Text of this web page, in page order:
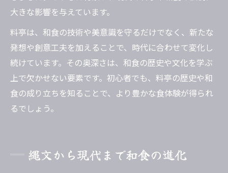
大きな影響を与えています。
料亭は、和食の技術や美意識を守るだけでなく、新たな
発想や創意工夫を加えることで、時代に合わせて変化し
続けています。その奥深さは、和食の歴史や文化を学ぶ
上で欠かせない要素です。初心者でも、料亭の歴史や和
食の成り立ちを知ることで、より豊かな食体験が得られ
るでしょう。
縄文から現代まで和食の進化